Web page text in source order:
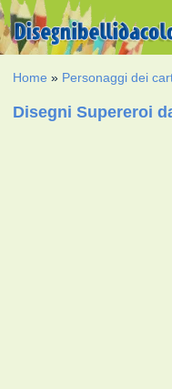
Home » Personaggi dei
Disegni Supereroi